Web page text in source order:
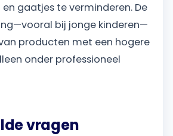
gaatjes te verminderen. De
bij jonge kinderen—
producten met een hogere
onder professioneel
vragen